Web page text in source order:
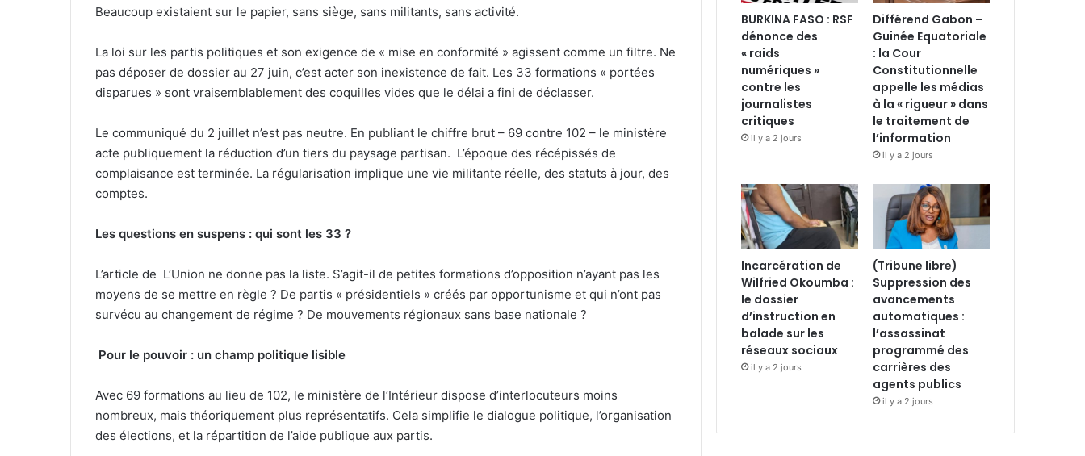
Beaucoup existaient sur le papier, sans siège, sans militants, sans activité.
La loi sur les partis politiques et son exigence de « mise en conformité » agissent comme un filtre. Ne
pas déposer de dossier au 27 juin, c’est acter son inexistence de fait. Les 33 formations « portées
disparues » sont vraisemblablement des coquilles vides que le délai a fini de déclasser.
Le communiqué du 2 juillet n’est pas neutre. En publiant le chiffre brut – 69 contre 102 – le ministère
acte publiquement la réduction d’un tiers du paysage partisan. L’époque des récépissés de
complaisance est terminée. La régularisation implique une vie militante réelle, des statuts à jour, des
comptes.
Les questions en suspens : qui sont les 33 ?
L’article de L’Union ne donne pas la liste. S’agit-il de petites formations d’opposition n’ayant pas les
moyens de se mettre en règle ? De partis « présidentiels » créés par opportunisme et qui n’ont pas
survécu au changement de régime ? De mouvements régionaux sans base nationale ?
Pour le pouvoir : un champ politique lisible
Avec 69 formations au lieu de 102, le ministère de l’Intérieur dispose d’interlocuteurs moins
nombreux, mais théoriquement plus représentatifs. Cela simplifie le dialogue politique, l’organisation
des élections, et la répartition de l’aide publique aux partis.
BURKINA FASO : RSF
dénonce des
« raids
numériques »
contre les
journalistes
critiques
il y a 2 jours
Différend Gabon –
Guinée Equatoriale
: la Cour
Constitutionnelle
appelle les médias
à la « rigueur » dans
le traitement de
l’information
il y a 2 jours
Incarcération de
Wilfried Okoumba :
le dossier
d’instruction en
balade sur les
réseaux sociaux
il y a 2 jours
(Tribune libre)
Suppression des
avancements
automatiques :
l’assassinat
programmé des
carrières des
agents publics
il y a 2 jours